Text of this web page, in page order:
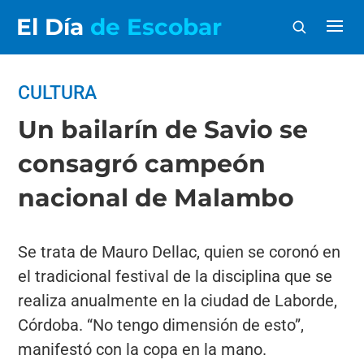
El Día de Escobar
CULTURA
Un bailarín de Savio se
consagró campeón
nacional de Malambo
Se trata de Mauro Dellac, quien se coronó en
el tradicional festival de la disciplina que se
realiza anualmente en la ciudad de Laborde,
Córdoba. “No tengo dimensión de esto”,
manifestó con la copa en la mano.